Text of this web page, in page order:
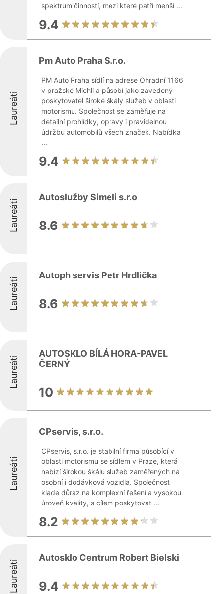
spektrum činností, mezi které patří menší ...
9.4
Laureáti
Pm Auto Praha S.r.o.
PM Auto Praha sídlí na adrese Ohradní 1166
v pražské Michli a působí jako zavedený
poskytovatel široké škály služeb v oblasti
motorismu. Společnost se zaměřuje na
detailní prohlídky, opravy i pravidelnou
údržbu automobilů všech značek. Nabídka
...
9.4
Laureáti
Autoslužby Simeli s.r.o
8.6
Laureáti
Autoph servis Petr Hrdlička
8.6
Laureáti
AUTOSKLO BÍLÁ HORA-PAVEL
ČERNÝ
10
Laureáti
CPservis, s.r.o.
CPservis, s.r.o. je stabilní firma působící v
oblasti motorismu se sídlem v Praze, která
nabízí širokou škálu služeb zaměřených na
osobní i dodávková vozidla. Společnost
klade důraz na komplexní řešení a vysokou
úroveň kvality, s cílem poskytovat ...
8.2
Laureáti
Autosklo Centrum Robert Bielski
9.4